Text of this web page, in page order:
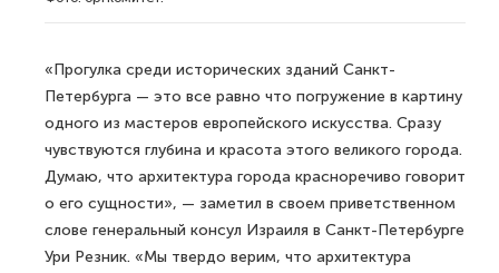
«Прогулка среди исторических зданий Санкт-
Петербурга — это все равно что погружение в картину
одного из мастеров европейского искусства. Сразу
чувствуются глубина и красота этого великого города.
Думаю, что архитектура города красноречиво говорит
о его сущности», — заметил в своем приветственном
слове генеральный консул Израиля в Санкт-Петербурге
Ури Резник. «Мы твердо верим, что архитектура